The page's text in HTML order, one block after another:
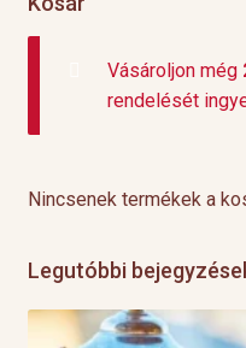
Vásároljon még
rendelését
Nincsenek termékek a
Legutóbbi